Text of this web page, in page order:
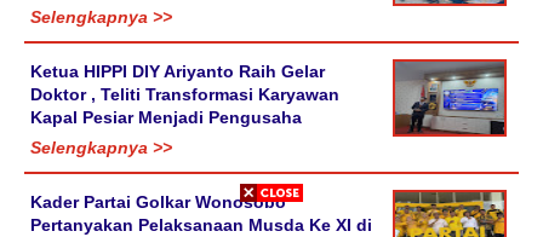
Selengkapnya >>
Ketua HIPPI DIY Ariyanto Raih Gelar
Doktor , Teliti Transformasi Karyawan
Kapal Pesiar Menjadi Pengusaha
Selengkapnya >>
Kader Partai Golkar Wonosobo
Pertanyakan Pelaksanaan Musda Ke XI di